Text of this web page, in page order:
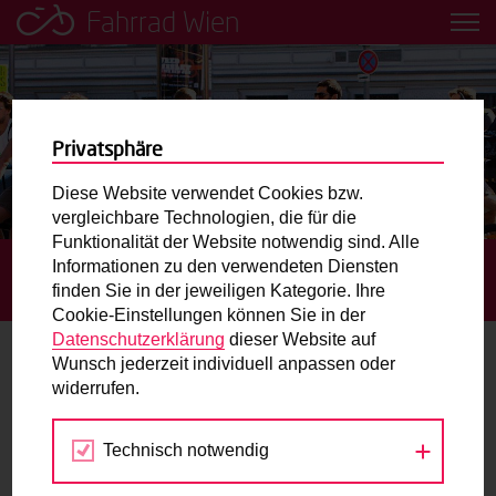
Fahrrad Wien
Leih dir einfach ein Transportfahrrad in deiner Nähe aus!
Mobilitätsbildung für Kinder und
Jugendliche
Radweg-Projektkarte
Routenplaner
Mit dem Fahrrad in Wien unterwegs? Hier finden Sie die
beste Route.
Wunschbox
Sie haben ein Anliegen zum Radverkehr? Schreiben Sie
STARTSEITE AKTUELLES
ARGENTINIERSTRASSE: R
ADWEGBENUTZUNGSPFLICHT AUFGEHOBEN
Argentinierstraße:
Radwegbenutzungspflicht
aufgehoben
Privatsphäre
Diese Website verwendet Cookies bzw.
vergleichbare Technologien, die für die
Funktionalität der Website notwendig sind. Alle
Informationen zu den verwendeten Diensten
finden Sie in der jeweiligen Kategorie. Ihre
Cookie-Einstellungen können Sie in der
Datenschutzerklärung dieser Website auf
Wunsch jederzeit individuell anpassen oder
widerrufen.
Technisch notwendig